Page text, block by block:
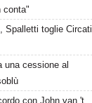
conta"
Spalletti toglie Circati
una cessione al
con John van 't